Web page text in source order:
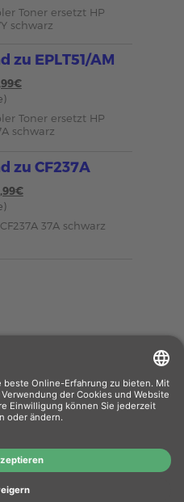
Toner ersetzt HP
schwarz
zu EPLT51/AM
Toner ersetzt HP
schwarz
zu CF237A
37A schwarz
Angebot unseres Web-
an Wiederverkäufer.